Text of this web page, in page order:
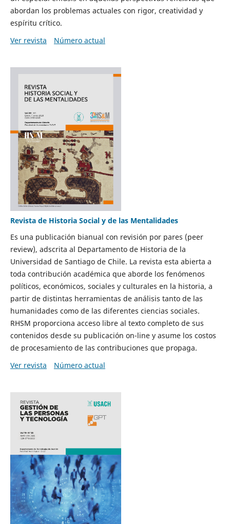
abordan los problemas actuales con rigor, creatividad y
espíritu crítico.
Ver revista
Número actual
Revista de Historia Social y de las Mentalidades
Es una publicación bianual con revisión por pares (peer
review), adscrita al Departamento de Historia de la
Universidad de Santiago de Chile. La revista esta abierta a
toda contribución académica que aborde los fenómenos
políticos, económicos, sociales y culturales en la historia, a
partir de distintas herramientas de análisis tanto de las
humanidades como de las diferentes ciencias sociales.
RHSM proporciona acceso libre al texto completo de sus
contenidos desde su publicación on-line y asume los costos
de procesamiento de las contribuciones que propaga.
Ver revista
Número actual